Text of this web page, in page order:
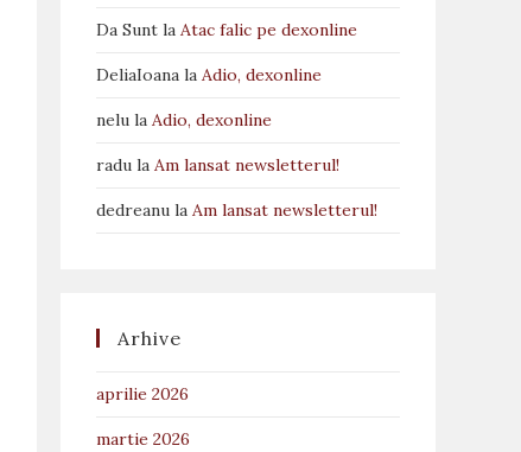
Da Sunt la Atac falic pe dexonline
DeliaIoana la Adio, dexonline
nelu la Adio, dexonline
radu la Am lansat newsletterul!
dedreanu la Am lansat newsletterul!
Arhive
aprilie 2026
martie 2026